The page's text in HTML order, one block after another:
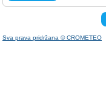
Sva prava pridržana © CROMETEO